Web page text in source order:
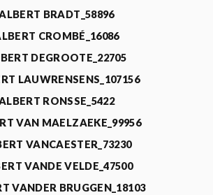
BRADT_58896
CROMBÉ_16086
DEGROOTE_22705
LAUWRENSENS_107156
RONSSE_5422
VAN MAELZAEKE_99956
VANCAESTER_73230
VANDE VELDE_47500
VANDER BRUGGEN_18103